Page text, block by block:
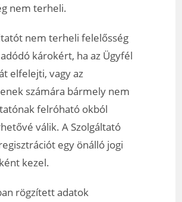
nem terheli.
nem terheli felelősség
károkért, ha az Ügyfél
elfelejti, vagy az
számára bármely nem
felróható okból
válik. A Szolgáltató
egy önálló jogi
kezel.
rögzített adatok